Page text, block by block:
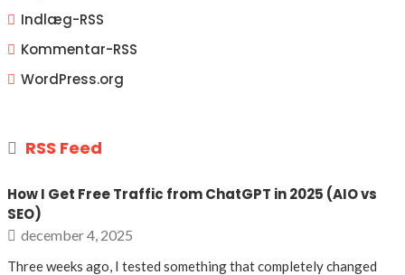
Indlæg-RSS
Kommentar-RSS
WordPress.org
RSS Feed
How I Get Free Traffic from ChatGPT in 2025 (AIO vs
SEO)
december 4, 2025
Three weeks ago, I tested something that completely changed